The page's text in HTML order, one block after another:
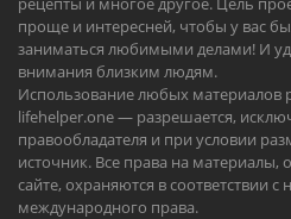
проще и интересней, чтобы у вас
заниматься любимыми делами! И
внимания близким людям.
Использование любых материалов
lifehelper.one — разрешается,
правообладателя и при условии
источник. Все права на материалы,
сайте, охраняются в соответствии
международного права.